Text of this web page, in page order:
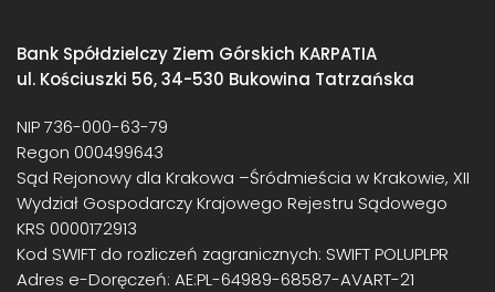
Bank Spółdzielczy Ziem Górskich KARPATIA
ul. Kościuszki 56, 34-530 Bukowina Tatrzańska
NIP 736-000-63-79
Regon 000499643
Sąd Rejonowy dla Krakowa –Śródmieścia w Krakowie, XII
Wydział Gospodarczy Krajowego Rejestru Sądowego
KRS 0000172913
Kod SWIFT do rozliczeń zagranicznych: SWIFT POLUPLPR
Adres e-Doręczeń: AE:PL-64989-68587-AVART-21